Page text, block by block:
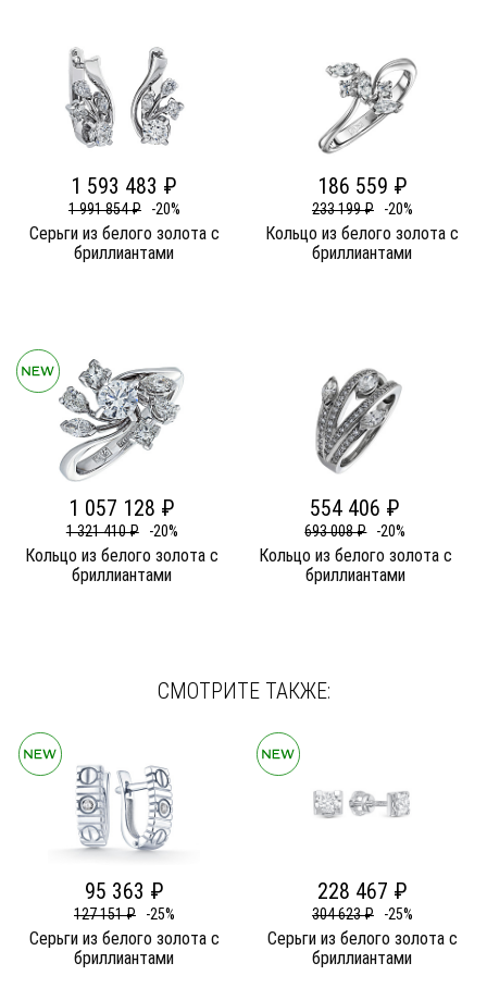
1 593 483 ₽
1 991 854 ₽ -20%
Серьги из белого золота c
бриллиантами
186 559 ₽
233 199 ₽ -20%
Кольцо из белого золота c
бриллиантами
1 057 128 ₽
1 321 410 ₽ -20%
Кольцо из белого золота c
бриллиантами
554 406 ₽
693 008 ₽ -20%
Кольцо из белого золота c
бриллиантами
СМОТРИТЕ ТАКЖЕ:
95 363 ₽
127 151 ₽ -25%
Серьги из белого золота c
бриллиантами
228 467 ₽
304 623 ₽ -25%
Серьги из белого золота c
бриллиантами